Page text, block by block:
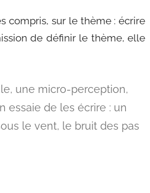
compris, sur le thème : écrire
de définir le thème, elle
une micro-perception,
essaie de les écrire : un
le vent, le bruit des pas